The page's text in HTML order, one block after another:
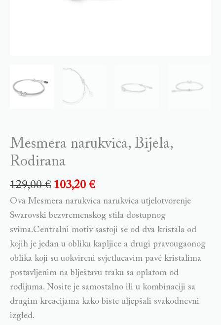
Mesmera narukvica, Bijela,
Rodirana
129,00€ 103,20 €
Ova Mesmera narukvica narukvica utjelotvorenje
Swarovski bezvremenskog stila dostupnog
svima.Centralni motiv sastoji se od dva kristala od
kojih je jedan u obliku kapljice a drugi pravougaonog
oblika koji su uokvireni svjetlucavim pavé kristalima
postavljenim na blještavu traku sa oplatom od
rodijuma. Nosite je samostalno ili u kombinaciji sa
drugim kreacijama kako biste uljepšali svakodnevni
izgled.